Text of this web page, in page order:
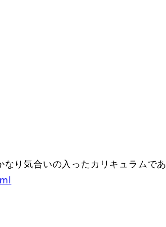
り気合いの入ったカリキュラムであ